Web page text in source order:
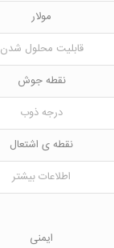
مولار
قابلیت محلول شدن
نقطه جوش
درجه ذوب
نقطه ی اشتعال
اطلاعات بیشتر
ایمنی